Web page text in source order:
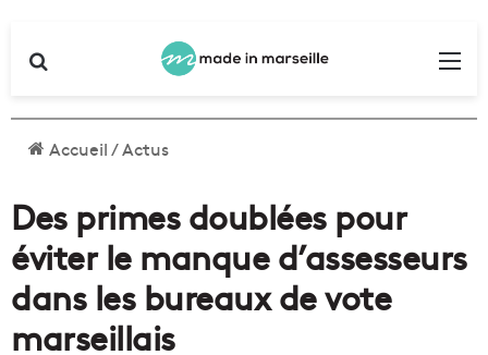
Accueil/Actus
Des primes doublées pour
éviter le manque d’assesseurs
dans les bureaux de vote
marseillais